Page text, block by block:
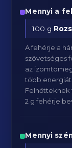
Mennyi a
100 g
A fehérje a
szövetséges
az
több energiát
Felnőtteknek
2 g fehérje
Mennyi